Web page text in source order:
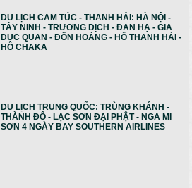
DU LỊCH CAM TÚC - THANH HẢI: HÀ NỘI -
TÂY NINH - TRƯƠNG DỊCH - ĐAN HẠ - GIA
DỤC QUAN - ĐÔN HOÀNG - HỒ THANH HẢI -
HỒ CHAKA
DU LỊCH TRUNG QUỐC: TRÙNG KHÁNH -
THÀNH ĐÔ - LẠC SƠN ĐẠI PHẬT - NGA MI
SƠN 4 NGÀY BAY SOUTHERN AIRLINES